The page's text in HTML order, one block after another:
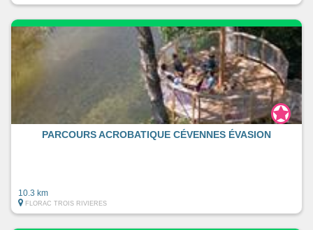
PARCOURS ACROBATIQUE CÉVENNES ÉVASION
10.3 km
FLORAC TROIS RIVIERES